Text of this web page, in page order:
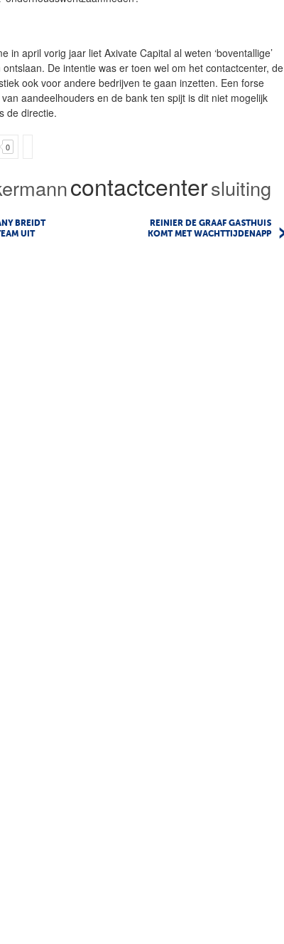
in april vorig jaar liet Axivate Capital al weten ‘boventallige’
De intentie was er toen wel om het contactcenter, de
ook voor andere bedrijven te gaan inzetten. Een forse
aandeelhouders en de bank ten spijt is dit niet mogelijk
de directie.
0
contactcentersluiting
BREIDT
UIT
REINIER DE GRAAF GASTHUIS
KOMT MET WACHTTIJDENAPP